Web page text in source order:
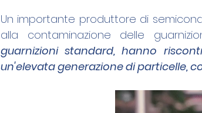
Un importante produttore di
alla contaminazione delle
guarnizioni standard, hanno
un'elevata generazione di particelle,